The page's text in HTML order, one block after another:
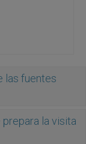
las fuentes
prepara la visita